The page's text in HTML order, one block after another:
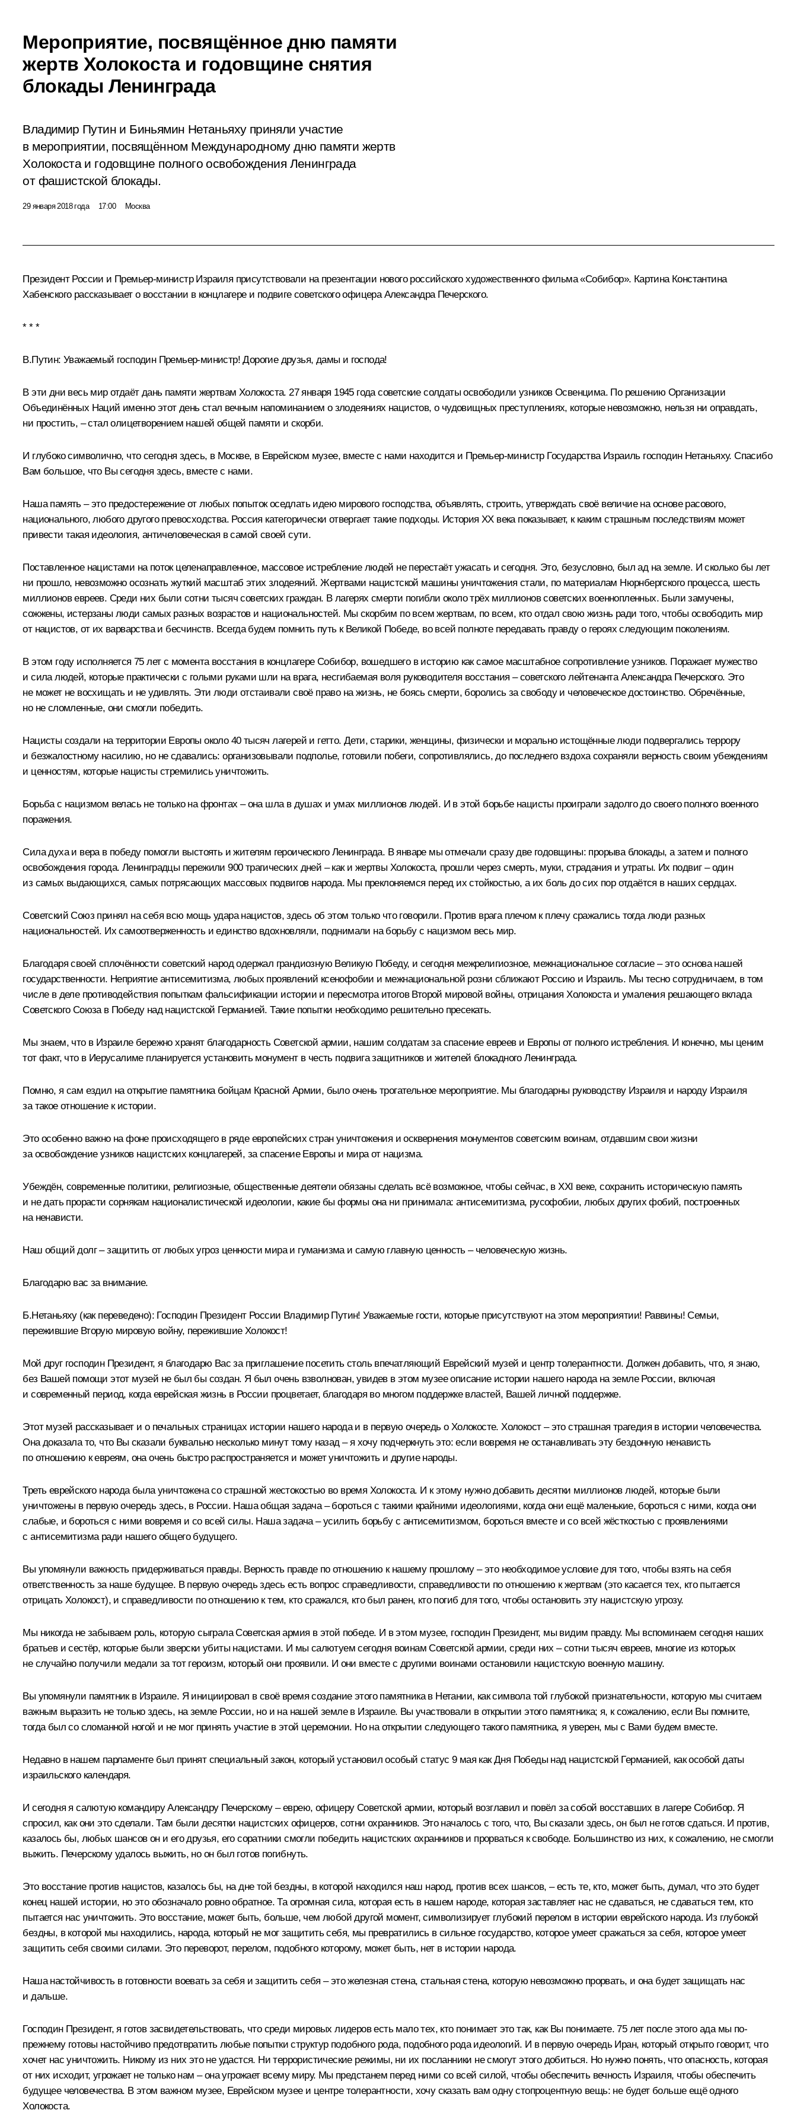
Мероприятие, посвящённое дню памяти
жертв Холокоста и годовщине снятия
блокады Ленинграда
Владимир Путин и Биньямин Нетаньяху приняли участие
в мероприятии, посвящённом Международному дню памяти жертв
Холокоста и годовщине полного освобождения Ленинграда
от фашистской блокады.
29 января 2018 года 17:00 Москва
Президент России и Премьер-министр Израиля присутствовали на презентации нового российского художественного фильма «Собибор». Картина Константина
Хабенского рассказывает о восстании в концлагере и подвиге советского офицера Александра Печерского.
* * *
В.Путин: Уважаемый господин Премьер-министр! Дорогие друзья, дамы и господа!
В эти дни весь мир отдаёт дань памяти жертвам Холокоста. 27 января 1945 года советские солдаты освободили узников Освенцима. По решению Организации
Объединённых Наций именно этот день стал вечным напоминанием о злодеяниях нацистов, о чудовищных преступлениях, которые невозможно, нельзя ни оправдать,
ни простить, – стал олицетворением нашей общей памяти и скорби.
И глубоко символично, что сегодня здесь, в Москве, в Еврейском музее, вместе с нами находится и Премьер-министр Государства Израиль господин Нетаньяху. Спасибо
Вам большое, что Вы сегодня здесь, вместе с нами.
Наша память – это предостережение от любых попыток оседлать идею мирового господства, объявлять, строить, утверждать своё величие на основе расового,
национального, любого другого превосходства. Россия категорически отвергает такие подходы. История ХХ века показывает, к каким страшным последствиям может
привести такая идеология, античеловеческая в самой своей сути.
Поставленное нацистами на поток целенаправленное, массовое истребление людей не перестаёт ужасать и сегодня. Это, безусловно, был ад на земле. И сколько бы лет
ни прошло, невозможно осознать жуткий масштаб этих злодеяний. Жертвами нацистской машины уничтожения стали, по материалам Нюрнбергского процесса, шесть
миллионов евреев. Среди них были сотни тысяч советских граждан. В лагерях смерти погибли около трёх миллионов советских военнопленных. Были замучены,
сожжены, истерзаны люди самых разных возрастов и национальностей. Мы скорбим по всем жертвам, по всем, кто отдал свою жизнь ради того, чтобы освободить мир
от нацистов, от их варварства и бесчинств. Всегда будем помнить путь к Великой Победе, во всей полноте передавать правду о героях следующим поколениям.
В этом году исполняется 75 лет с момента восстания в концлагере Собибор, вошедшего в историю как самое масштабное сопротивление узников. Поражает мужество
и сила людей, которые практически с голыми руками шли на врага, несгибаемая воля руководителя восстания – советского лейтенанта Александра Печерского. Это
не может не восхищать и не удивлять. Эти люди отстаивали своё право на жизнь, не боясь смерти, боролись за свободу и человеческое достоинство. Обречённые,
но не сломленные, они смогли победить.
Нацисты создали на территории Европы около 40 тысяч лагерей и гетто. Дети, старики, женщины, физически и морально истощённые люди подвергались террору
и безжалостному насилию, но не сдавались: организовывали подполье, готовили побеги, сопротивлялись, до последнего вздоха сохраняли верность своим убеждениям
и ценностям, которые нацисты стремились уничтожить.
Борьба с нацизмом велась не только на фронтах – она шла в душах и умах миллионов людей. И в этой борьбе нацисты проиграли задолго до своего полного военного
поражения.
Сила духа и вера в победу помогли выстоять и жителям героического Ленинграда. В январе мы отмечали сразу две годовщины: прорыва блокады, а затем и полного
освобождения города. Ленинградцы пережили 900 трагических дней – как и жертвы Холокоста, прошли через смерть, муки, страдания и утраты. Их подвиг – один
из самых выдающихся, самых потрясающих массовых подвигов народа. Мы преклоняемся перед их стойкостью, а их боль до сих пор отдаётся в наших сердцах.
Советский Союз принял на себя всю мощь удара нацистов, здесь об этом только что говорили. Против врага плечом к плечу сражались тогда люди разных
национальностей. Их самоотверженность и единство вдохновляли, поднимали на борьбу с нацизмом весь мир.
Благодаря своей сплочённости советский народ одержал грандиозную Великую Победу, и сегодня межрелигиозное, межнациональное согласие – это основа нашей
государственности. Неприятие антисемитизма, любых проявлений ксенофобии и межнациональной розни сближают Россию и Израиль. Мы тесно сотрудничаем, в том
числе в деле противодействия попыткам фальсификации истории и пересмотра итогов Второй мировой войны, отрицания Холокоста и умаления решающего вклада
Советского Союза в Победу над нацистской Германией. Такие попытки необходимо решительно пресекать.
Мы знаем, что в Израиле бережно хранят благодарность Советской армии, нашим солдатам за спасение евреев и Европы от полного истребления. И конечно, мы ценим
тот факт, что в Иерусалиме планируется установить монумент в честь подвига защитников и жителей блокадного Ленинграда.
Помню, я сам ездил наоткрытие памятникабойцам Красной Армии, было очень трогательное мероприятие. Мы благодарны руководству Израиля и народу Израиля
за такое отношение к истории.
Это особенно важно на фоне происходящего в ряде европейских стран уничтожения и осквернения монументов советским воинам, отдавшим свои жизни
за освобождение узников нацистских концлагерей, за спасение Европы и мира от нацизма.
Убеждён, современные политики, религиозные, общественные деятели обязаны сделать всё возможное, чтобы сейчас, в XXI веке, сохранить историческую память
и не дать прорасти сорнякам националистической идеологии, какие бы формы она ни принимала: антисемитизма, русофобии, любых других фобий, построенных
на ненависти.
Наш общий долг – защитить от любых угроз ценности мира и гуманизма и самую главную ценность – человеческую жизнь.
Благодарю вас за внимание.
Б.Нетаньяху (как переведено): Господин Президент России Владимир Путин! Уважаемые гости, которые присутствуют на этом мероприятии! Раввины! Семьи,
пережившие Вторую мировую войну, пережившие Холокост!
Мой друг господин Президент, я благодарю Вас за приглашение посетить столь впечатляющий Еврейский музей и центр толерантности. Должен добавить, что, я знаю,
без Вашей помощи этот музей не был бы создан. Я был очень взволнован, увидев в этом музее описание истории нашего народа на земле России, включая
и современный период, когда еврейская жизнь в России процветает, благодаря во многом поддержке властей, Вашей личной поддержке.
Этот музей рассказывает и о печальных страницах истории нашего народа и в первую очередь о Холокосте. Холокост – это страшная трагедия в истории человечества.
Она доказала то, что Вы сказали буквально несколько минут тому назад – я хочу подчеркнуть это: если вовремя не останавливать эту бездонную ненависть
по отношению к евреям, она очень быстро распространяется и может уничтожить и другие народы.
Треть еврейского народа была уничтожена со страшной жестокостью во время Холокоста. И к этому нужно добавить десятки миллионов людей, которые были
уничтожены в первую очередь здесь, в России. Наша общая задача – бороться с такими крайними идеологиями, когда они ещё маленькие, бороться с ними, когда они
слабые, и бороться с ними вовремя и со всей силы. Наша задача – усилить борьбу с антисемитизмом, бороться вместе и со всей жёсткостью с проявлениями
с антисемитизма ради нашего общего будущего.
Вы упомянули важность придерживаться правды. Верность правде по отношению к нашему прошлому – это необходимое условие для того, чтобы взять на себя
ответственность за наше будущее. В первую очередь здесь есть вопрос справедливости, справедливости по отношению к жертвам (это касается тех, кто пытается
отрицать Холокост), и справедливости по отношению к тем, кто сражался, кто был ранен, кто погиб для того, чтобы остановить эту нацистскую угрозу.
Мы никогда не забываем роль, которую сыграла Советская армия в этой победе. И в этом музее, господин Президент, мы видим правду. Мы вспоминаем сегодня наших
братьев и сестёр, которые были зверски убиты нацистами. И мы салютуем сегодня воинам Советской армии, среди них – сотни тысяч евреев, многие из которых
не случайно получили медали за тот героизм, который они проявили. И они вместе с другими воинами остановили нацистскую военную машину.
Вы упомянули памятник в Израиле. Я инициировал в своё время создание этого памятника в Нетании, как символа той глубокой признательности, которую мы считаем
важным выразить не только здесь, на земле России, но и на нашей земле в Израиле. Вы участвовали в открытии этого памятника; я, к сожалению, если Вы помните,
тогда был со сломанной ногой и не мог принять участие в этой церемонии. Но на открытии следующего такого памятника, я уверен, мы с Вами будем вместе.
Недавно в нашем парламенте был принят специальный закон, который установил особый статус 9 мая как Дня Победы над нацистской Германией, как особой даты
израильского календаря.
И сегодня я салютую командиру Александру Печерскому – еврею, офицеру Советской армии, который возглавил и повёл за собой восставших в лагере Собибор. Я
спросил, как они это сделали. Там были десятки нацистских офицеров, сотни охранников. Это началось с того, что, Вы сказали здесь, он был не готов сдаться. И против,
казалось бы, любых шансов он и его друзья, его соратники смогли победить нацистских охранников и прорваться к свободе. Большинство из них, к сожалению, не смогли
выжить. Печерскому удалось выжить, но он был готов погибнуть.
Это восстание против нацистов, казалось бы, на дне той бездны, в которой находился наш народ, против всех шансов, – есть те, кто, может быть, думал, что это будет
конец нашей истории, но это обозначало ровно обратное. Та огромная сила, которая есть в нашем народе, которая заставляет нас не сдаваться, не сдаваться тем, кто
пытается нас уничтожить. Это восстание, может быть, больше, чем любой другой момент, символизирует глубокий перелом в истории еврейского народа. Из глубокой
бездны, в которой мы находились, народа, который не мог защитить себя, мы превратились в сильное государство, которое умеет сражаться за себя, которое умеет
защитить себя своими силами. Это переворот, перелом, подобного которому, может быть, нет в истории народа.
Наша настойчивость в готовности воевать за себя и защитить себя – это железная стена, стальная стена, которую невозможно прорвать, и она будет защищать нас
и дальше.
Господин Президент, я готов засвидетельствовать, что среди мировых лидеров есть мало тех, кто понимает это так, как Вы понимаете. 75 лет после этого ада мы по-
прежнему готовы настойчиво предотвратить любые попытки структур подобного рода, подобного рода идеологий. И в первую очередь Иран, который открыто говорит, что
хочет нас уничтожить. Никому из них это не удастся. Ни террористические режимы, ни их посланники не смогут этого добиться. Но нужно понять, что опасность, которая
от них исходит, угрожает не только нам – она угрожает всему миру. Мы предстанем перед ними со всей силой, чтобы обеспечить вечность Израиля, чтобы обеспечить
будущее человечества. В этом важном музее, Еврейском музее и центре толерантности, хочу сказать вам одну стопроцентную вещь: не будет больше ещё одного
Холокоста.